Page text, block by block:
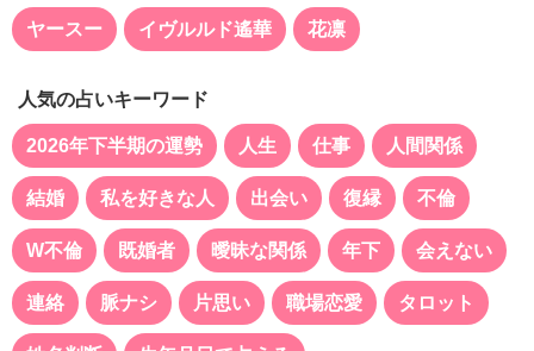
ヤースー イヴルルド遙華 花凛
人気の占いキーワード
2026年下半期の運勢 人生 仕事 人間関係
結婚 私を好きな人 出会い 復縁 不倫
W不倫 既婚者 曖昧な関係 年下 会えない
連絡 脈ナシ 片思い 職場恋愛 タロット